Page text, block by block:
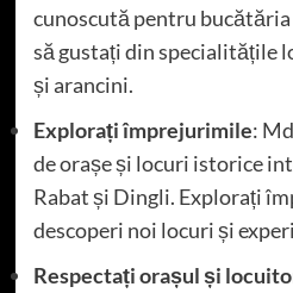
cunoscută pentru bucătăria
să gustați din specialitățile
și arancini.
Explorați împrejurimile:
de orașe și locuri istorice
Rabat și Dingli. Explorați
descoperi noi locuri și
Respectați orașul și